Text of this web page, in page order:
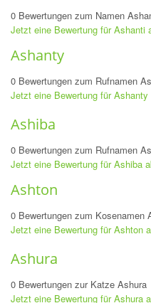
0 Bewertungen zum Namen
Jetzt eine Bewertung für Ashanti
Ashanty
0 Bewertungen zum Rufnamen
Jetzt eine Bewertung für Ashanty
Ashiba
0 Bewertungen zum Rufnamen
Jetzt eine Bewertung für Ashiba
Ashton
0 Bewertungen zum Kosenamen
Jetzt eine Bewertung für Ashton
Ashura
0 Bewertungen zur Katze Ashura
Jetzt eine Bewertung für Ashura